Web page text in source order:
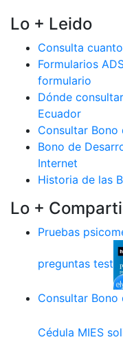
Lo + Leido
Consulta
Formularios
formulario
Dónde
Ecuador
Consultar Bono
Bono de
Internet
Historia de las
Lo +
Pruebas
preguntas test
Consultar Bono
Cédula MIES